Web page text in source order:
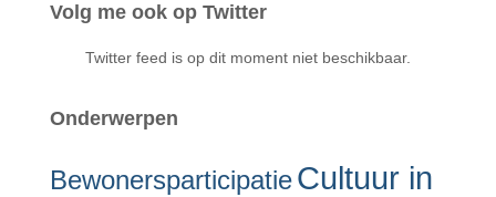
Volg me ook op Twitter
Twitter feed is op dit moment niet beschikbaar.
Onderwerpen
BewonersparticipatieCultuur in